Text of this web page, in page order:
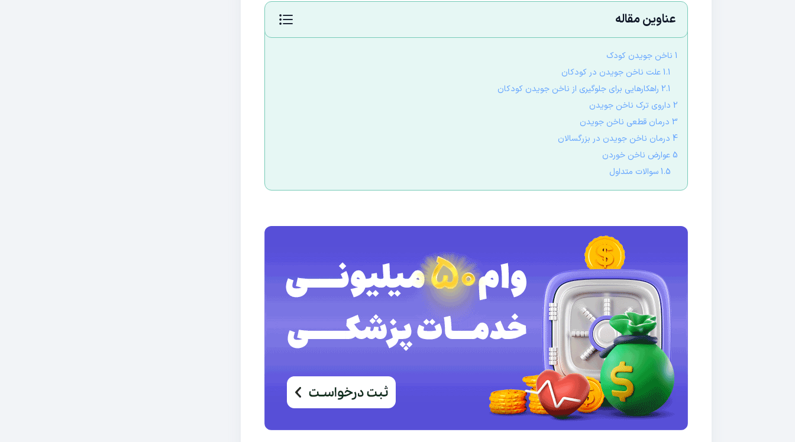
عناوین مقاله
1 ناخن جویدن کودک
1.1 علت ناخن جویدن در کودکان
2.1 راهکارهایی برای جلوگیری از ناخن جویدن کودکان
2 داروی ترک ناخن جویدن
3 درمان قطعی ناخن جویدن
4 درمان ناخن جویدن در بزرگسالان
5 عوارض ناخن خوردن
1.5 سوالات متداول